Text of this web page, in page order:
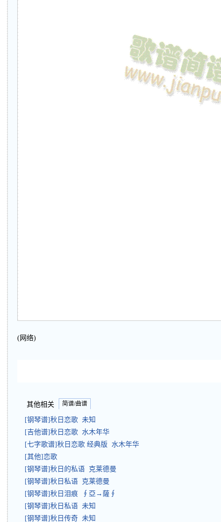
(网络)
其他相关 简谱/曲谱
[钢琴谱]秋日恋歌 未知
[吉他谱]秋日恋歌 水木年华
[七字歌谱]秋日恋歌 经典版 水木年华
[其他]恋歌
[钢琴谱]秋日的私语 克莱德曼
[钢琴谱]秋日私语 克莱德曼
[钢琴谱]秋日泪痕 ∮亞→薩∮
[钢琴谱]秋日私语 未知
[钢琴谱]秋日传奇 未知